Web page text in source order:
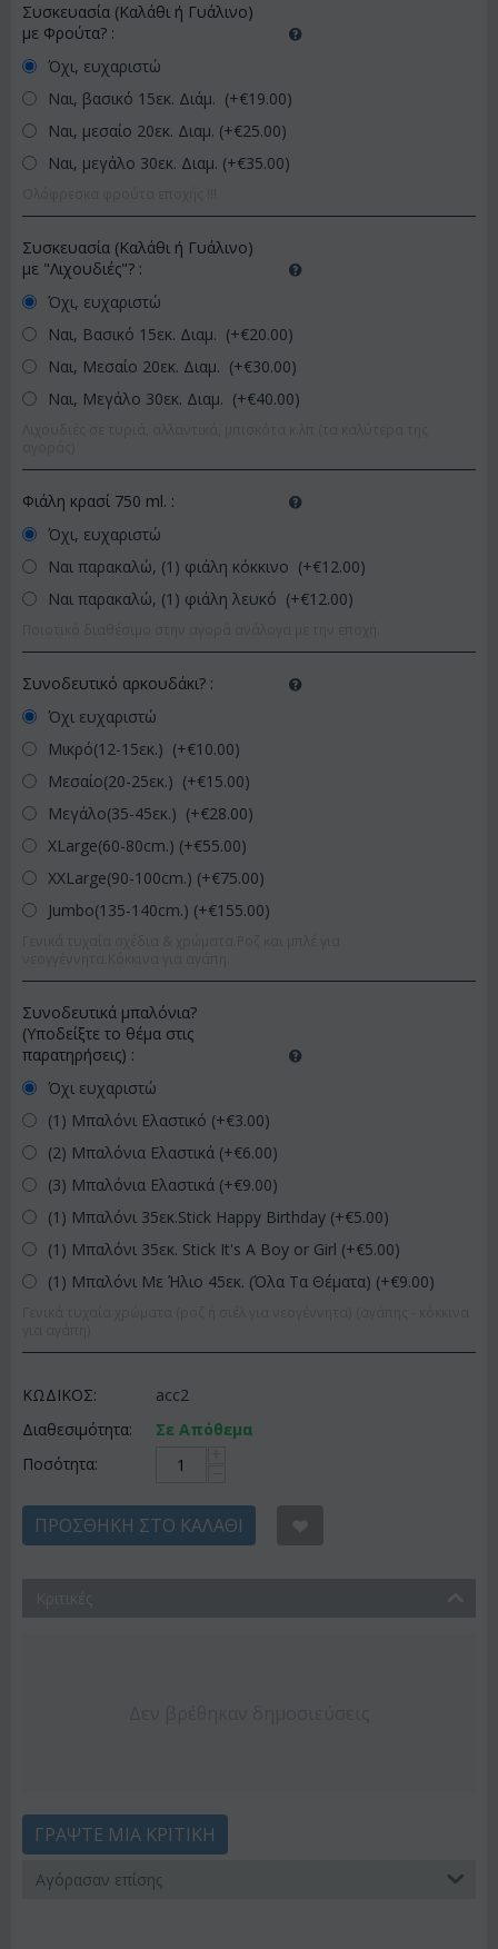
Συσκευασία (Καλάθι ή Γυάλινο)
με Φρούτα? :
Όχι, ευχαριστώ
Ναι, βασικό 15εκ. Διάμ. (+€19.00)
Ναι, μεσαίο 20εκ. Διαμ. (+€25.00)
Ναι, μεγάλο 30εκ. Διαμ. (+€35.00)
Συσκευασία (Καλάθι ή Γυάλινο)
με "Λιχουδιές"? :
Όχι, ευχαριστώ
Ναι, Βασικό 15εκ. Διαμ. (+€20.00)
Ναι, Μεσαίο 20εκ. Διαμ. (+€30.00)
Ναι, Μεγάλο 30εκ. Διαμ. (+€40.00)
Φιάλη κρασί 750 ml. :
Όχι, ευχαριστώ
Ναι παρακαλώ, (1) φιάλη κόκκινο (+€12.00)
Ναι παρακαλώ, (1) φιάλη λευκό (+€12.00)
Συνοδευτικό αρκουδάκι? :
Όχι ευχαριστώ
Μικρό(12-15εκ.) (+€10.00)
Μεσαίο(20-25εκ.) (+€15.00)
Μεγάλο(35-45εκ.) (+€28.00)
XLarge(60-80cm.) (+€55.00)
XXLarge(90-100cm.) (+€75.00)
Jumbo(135-140cm.) (+€155.00)
Συνοδευτικά μπαλόνια?
(Υποδείξτε το θέμα στις
παρατηρήσεις) :
Όχι ευχαριστώ
(1) Μπαλόνι Ελαστικό (+€3.00)
(2) Μπαλόνια Ελαστικά (+€6.00)
(3) Μπαλόνια Ελαστικά (+€9.00)
(1) Μπαλόνι 35εκ.Stick Happy Birthday (+€5.00)
(1) Μπαλόνι 35εκ. Stick It's A Boy or Girl (+€5.00)
(1) Μπαλόνι Με Ήλιο 45εκ. (Όλα Τα Θέματα) (+€9.00)
ΚΩΔΙΚΟΣ:
acc2
Διαθεσιμότητα:
Σε Απόθεμα
Ποσότητα:
ΠΡΟΣΘΉΚΗ ΣΤΟ ΚΑΛΆΘΙ
ΓΡΆΨΤΕ ΜΙΑ ΚΡΙΤΙΚΉ
Αγόρασαν επίσης